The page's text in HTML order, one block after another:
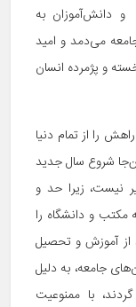
دانش‌آموزان به
می‌دمد و امید
و پژمرده انسان
را از تمام دنیا
شروع سال جدید
نیست، زیرا حد و
مکتب و دانشگاه را
از آموزش و تحصیل
جامعه، به دلیل
با ممنوعیت